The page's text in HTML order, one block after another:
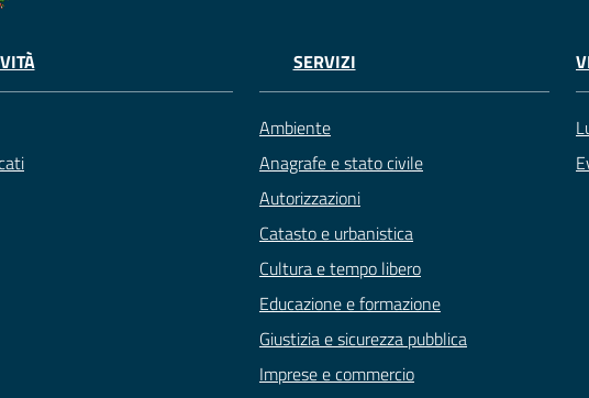
SERVIZI
Ambiente
Anagrafe e stato civile
Autorizzazioni
Catasto e urbanistica
Cultura e tempo libero
Educazione e formazione
Giustizia e sicurezza pubblica
Imprese e commercio